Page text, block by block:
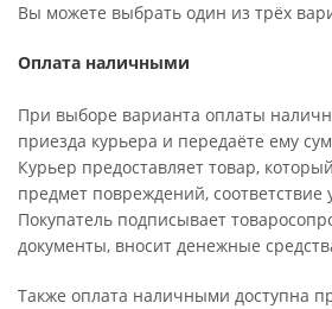
Вы можете выбрать один из трёх
Оплата наличными
При выборе варианта оплаты
приезда курьера и передаёте ему
Курьер предоставляет товар,
предмет повреждений, соответствие
Покупатель подписывает
документы, вносит денежные
Также оплата наличными доступна